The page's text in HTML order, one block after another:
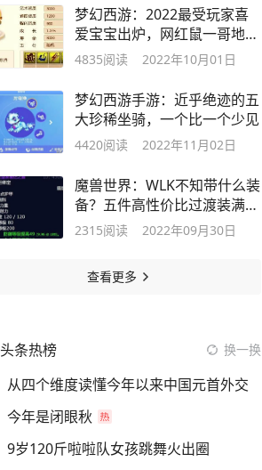
梦幻西游：2022最受玩家喜
爱宝宝出炉，网红鼠一哥地位
不保？
4835阅读 2022年10月01日
梦幻西游手游：近乎绝迹的五
大珍稀坐骑，一个比一个少见
4420阅读 2022年11月02日
魔兽世界：WLK不知带什么装
备？五件高性价比过渡装满足
你
2315阅读 2022年09月30日
查看更多
头条热榜 换一换
从四个维度读懂今年以来中国元首外交
今年是闭眼秋
9岁120斤啦啦队女孩跳舞火出圈